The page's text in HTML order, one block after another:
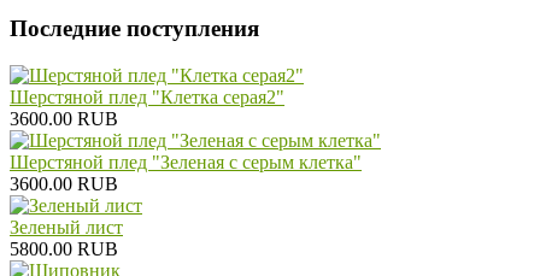
Последние поступления
Шерстяной плед "Клетка серая2"
3600.00 RUB
Шерстяной плед "Зеленая с серым клетка"
3600.00 RUB
Зеленый лист
5800.00 RUB